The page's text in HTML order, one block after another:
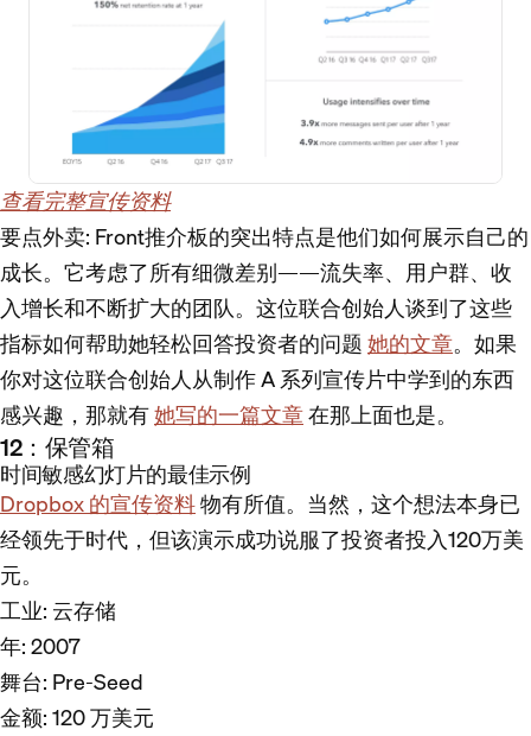
查看完整宣传资料
要点外卖: Front推介板的突出特点是他们如何展示自己的
成长。它考虑了所有细微差别——流失率、用户群、收
入增长和不断扩大的团队。这位联合创始人谈到了这些
指标如何帮助她轻松回答投资者的问题她的文章。如果
你对这位联合创始人从制作 A 系列宣传片中学到的东西
感兴趣，那就有她写的一篇文章在那上面也是。
12：保管箱
时间敏感幻灯片的最佳示例
Dropbox 的宣传资料物有所值。当然，这个想法本身已
经领先于时代，但该演示成功说服了投资者投入120万美
元。
工业: 云存储
年: 2007
舞台: Pre-Seed
金额: 120 万美元